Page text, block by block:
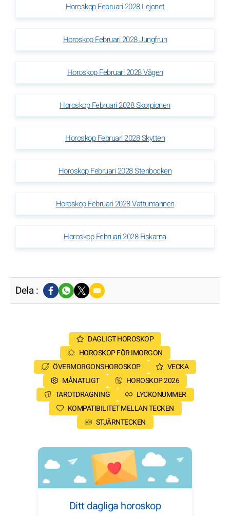
Horoskop Februari 2028 Lejonet
Horoskop Februari 2028 Jungfrun
Horoskop Februari 2028 Vågen
Horoskop Februari 2028 Skorpionen
Horoskop Februari 2028 Skytten
Horoskop Februari 2028 Stenbocken
Horoskop Februari 2028 Vattumannen
Horoskop Februari 2028 Fiskarna
Dela :
DAGLIGT HOROSKOP
HOROSKOP FÖR IMORGON
ÖVERMORGONSHOROSKOP
VECKA
MÅNATLIGT
HOROSKOP 2026
TAROTDRAGNING
LYCKONUMMER
KOMPATIBILITET MELLAN TECKEN
STJÄRNTECKEN
Ditt dagliga horoskop